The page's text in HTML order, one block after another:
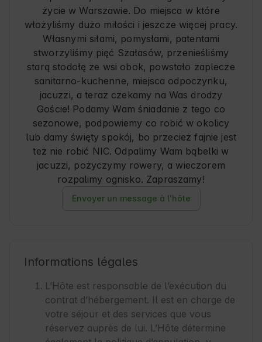
życie w Warszawie. Do miejsca w które
włożyliśmy dużo miłości i jeszcze więcej pracy.
Własnymi siłami, pomysłami, patentami
stworzyliśmy pięć Szałasów, przenieśliśmy
starą stodołę ze wsi obok, powstało zaplecze
sanitarno-kuchenne, miejsca odpoczynku,
jacuzzi, a teraz czekamy na Was drodzy
Goście! Podamy Wam śniadanie z tego co
sezonowe, podpowiemy co robić w okolicy
lub damy święty spokój, bo przecież fajnie jest
też nie robić NIC. Odpalimy Wam bąbelki w
jacuzzi, pożyczymy rowery, a wieczorem
Envoyer un message à l'hôte
Informations légales
L’Hôte est responsable de l’exécution du
contrat d’hébergement. Il est en charge de
votre séjour et des services que vous
réservez auprès de lui. L’Hôte détermine